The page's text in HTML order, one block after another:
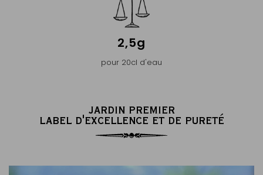
2,5g
pour 20cl d'eau
JARDIN PREMIER
LABEL D'EXCELLENCE ET DE PURETÉ